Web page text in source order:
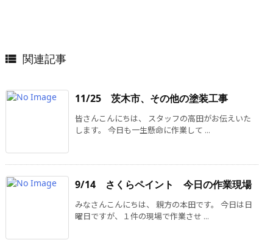
 関連記事
11/25 茨木市、その他の塗装工事
皆さんこんにちは、 スタッフの高田がお伝えいた
します。 今日も一生懸命に作業して ...
9/14 さくらペイント 今日の作業現場
みなさんこんにちは、 親方の本田です。 今日は日
曜日ですが、１件の現場で作業させ ...